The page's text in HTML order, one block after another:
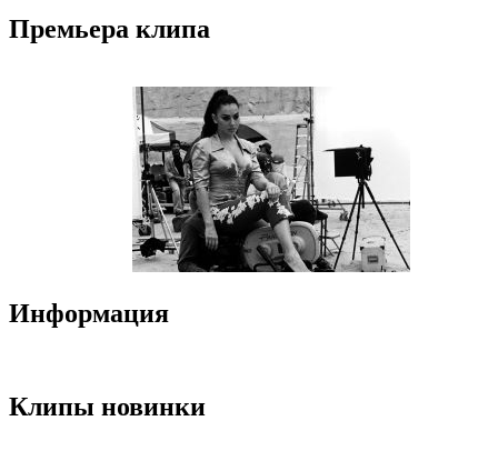
Премьера клипа
Информация
Клипы новинки